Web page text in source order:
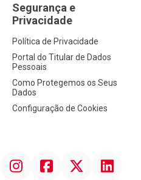
Segurança e
Privacidade
Política de Privacidade
Portal do Titular de Dados
Pessoais
Como Protegemos os Seus
Dados
Configuração de Cookies
InstagramFacebook Linkedin